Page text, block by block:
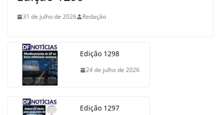
31 de julho de 2026 Redação
Edição 1298
24 de julho de 2026
Edição 1297